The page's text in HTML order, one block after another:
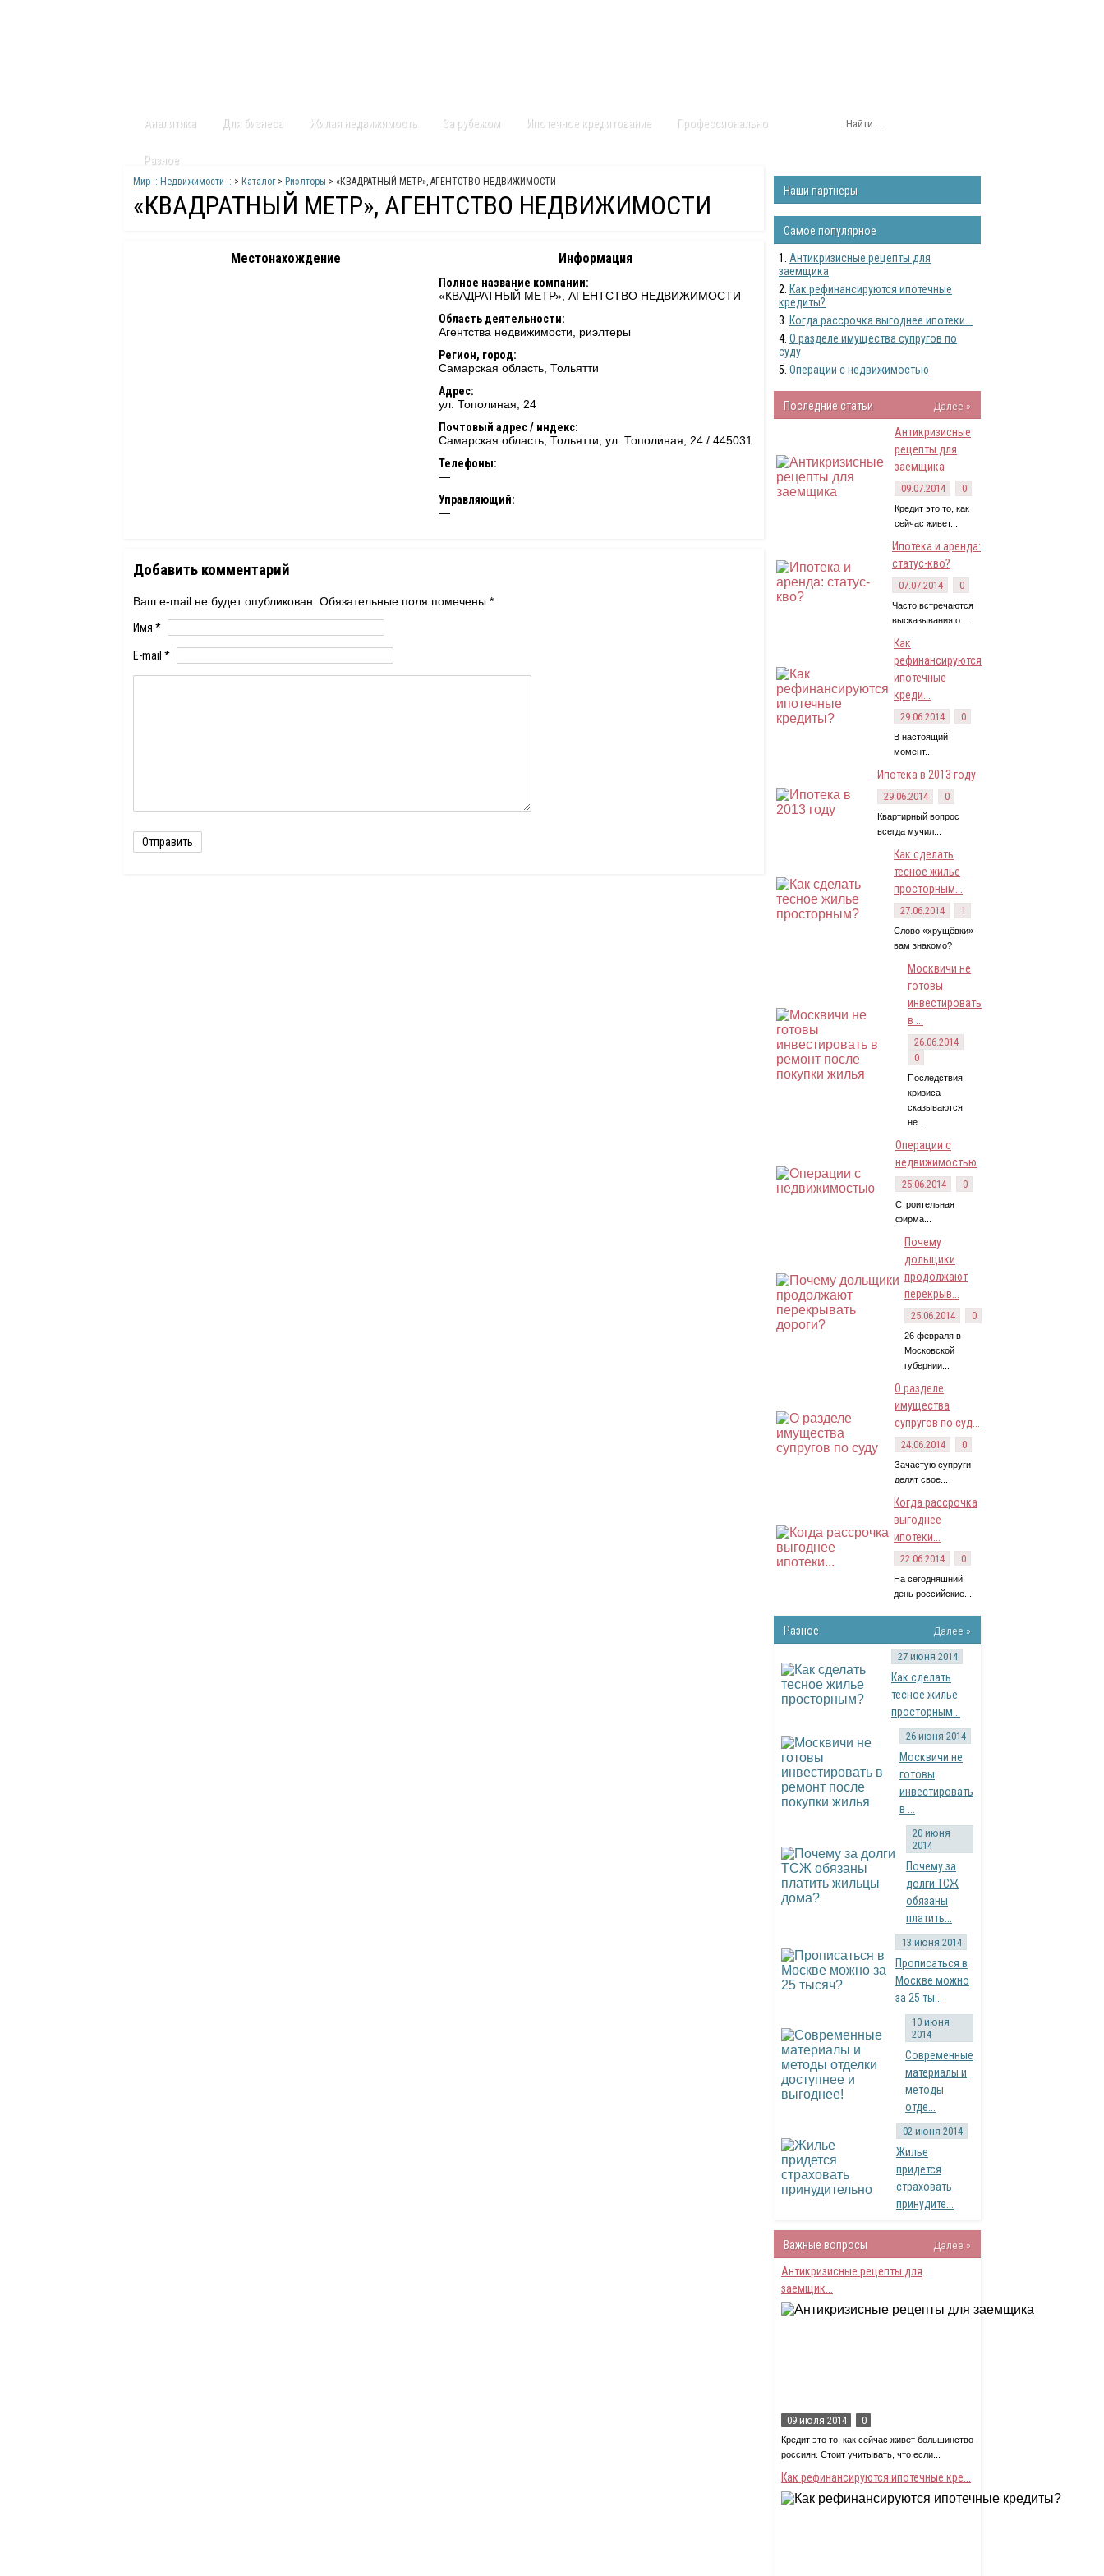
Аналитика Для бизнеса Жилая недвижимость За рубежом Ипотечное кредитование Профессионально
Разное
Мир :: Недвижимости :: > Каталог> Риэлторы > «КВАДРАТНЫЙ МЕТР», АГЕНТСТВО НЕДВИЖИМОСТИ
«КВАДРАТНЫЙ МЕТР», АГЕНТСТВО НЕДВИЖИМОСТИ
Местонахождение Информация
Полное название компании:
«КВАДРАТНЫЙ МЕТР», АГЕНТСТВО НЕДВИЖИМОСТИ
Область деятельности:
Агентства недвижимости, риэлтеры
Регион, город:
Самарская область Тольятти
Адрес:
ул. Тополиная, 24
Почтовый адрес / индекс:
Самарская область, Тольятти, ул. Тополиная, 24 / 445031
Телефоны:
—
Управляющий:
—
Добавить комментарий
Ваш e-mail не будет опубликован. Обязательные поля помечены *
Имя *
E-mail *
Наши партнёры
Самое популярное
Антикризисные рецепты для
заемщика
Как рефинансируются ипотечные
кредиты?
Когда рассрочка выгоднее ипотеки...
О разделе имущества супругов по
суду
Операции с недвижимостью
Последние статьи
Далее »
Антикризисные
рецепты для
заемщика
09.07.2014 0
Кредит это то, как
сейчас живет...
Ипотека и аренда:
статус-кво?
07.07.2014 0
Часто встречаются
высказывания о...
Как
рефинансируются
ипотечные
креди...
29.06.2014 0
В настоящий
момент...
Ипотека в 2013 году
29.06.2014 0
Квартирный вопрос
всегда мучил...
Как сделать
тесное жилье
просторным...
27.06.2014 1
Слово «хрущёвки»
вам знакомо?
Москвичи не
готовы
инвестировать
в ...
26.06.2014
0
Последствия
кризиса
сказываются
не...
Операции с
недвижимостью
25.06.2014 0
Строительная
фирма...
Почему
дольщики
продолжают
перекрыв...
25.06.2014 0
26 февраля в
Московской
губернии...
О разделе
имущества
супругов по суд...
24.06.2014 0
Зачастую супруги
делят свое...
Когда рассрочка
выгоднее
ипотеки...
22.06.2014 0
На сегодняшний
день российские...
Разное Далее »
27 июня 2014
Как сделать
тесное жилье
просторным...
26 июня 2014
Москвичи не
готовы
инвестировать
в ...
20 июня
2014
Почему за
долги ТСЖ
обязаны
платить...
13 июня 2014
Прописаться в
Москве можно
за 25 ты...
10 июня
2014
Современные
материалы и
методы
отде...
02 июня 2014
Жилье
придется
страховать
принудите...
Важные вопросы
Далее »
Антикризисные рецепты для
заемщик...
09 июля 2014 0
Кредит это то, как сейчас живет большинство
россиян. Стоит учитывать, что если...
Как рефинансируются ипотечные кре...